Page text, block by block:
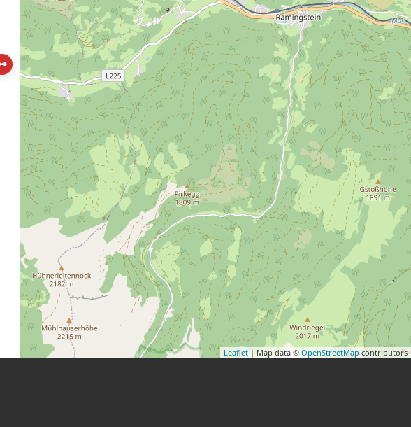
Leaflet | Map data © OpenStreetMap contributors